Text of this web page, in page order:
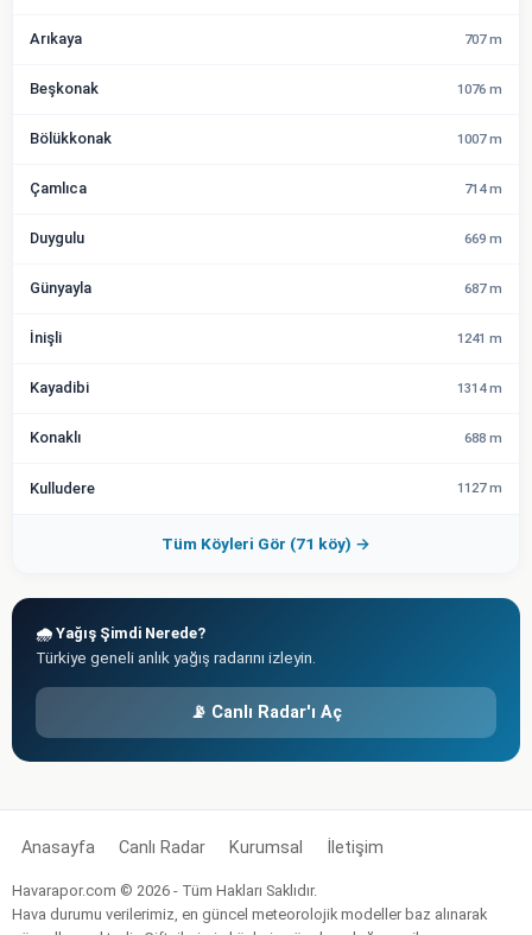
Arıkaya 707 m
Beşkonak 1076 m
Bölükkonak 1007 m
Çamlıca 714 m
Duygulu 669 m
Günyayla 687 m
İnişli 1241 m
Kayadibi 1314 m
Konaklı 688 m
Kulludere 1127 m
Tüm Köyleri Gör (71 köy) →
🌧️ Yağış Şimdi Nerede?
Türkiye geneli anlık yağış radarını izleyin.
📡 Canlı Radar'ı Aç
Anasayfa Canlı Radar Kurumsal İletişim
Havarapor.com © 2026 - Tüm Hakları Saklıdır.
Hava durumu verilerimiz, en güncel meteorolojik modeller baz alınarak